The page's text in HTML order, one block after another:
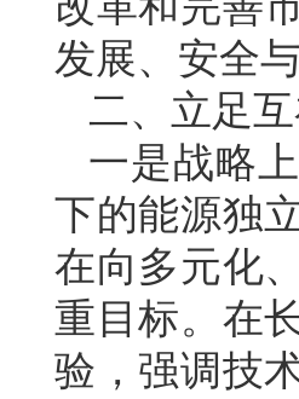
发展、安全
二、立足
一是战略
下的能源独
在向多元化
重目标。在
验，强调技